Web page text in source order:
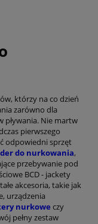
którzy na co dzień
zarówno dla
pływania. Nie martw
pierwszego
odpowiedni sprzęt
do nurkowania,
przebywanie pod
BCD - jackety
akcesoria, takie jak
urządzenia
nurkowe czy
pełny zestaw